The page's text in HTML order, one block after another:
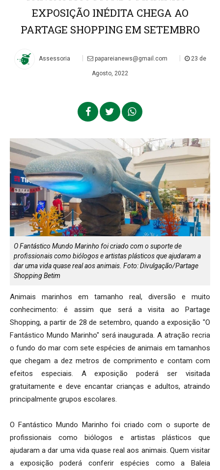
EXPOSIÇÃO INÉDITA CHEGA AO
PARTAGE SHOPPING EM SETEMBRO
Assessoria | papareianews@gmail.com | 23 de
Agosto, 2022
O Fantástico Mundo Marinho foi criado com o suporte de
profissionais como biólogos e artistas plásticos que ajudaram a
dar uma vida quase real aos animais. Foto: Divulgação/Partage
Shopping Betim
Animais marinhos em tamanho real, diversão e muito
conhecimento: é assim que será a visita ao Partage
Shopping, a partir de 28 de setembro, quando a exposição "O
Fantástico Mundo Marinho" será inaugurada. A atração recria
o fundo do mar com sete espécies de animais em tamanhos
que chegam a dez metros de comprimento e contam com
efeitos especiais. A exposição poderá ser visitada
gratuitamente e deve encantar crianças e adultos, atraindo
principalmente grupos escolares.
O Fantástico Mundo Marinho foi criado com o suporte de
profissionais como biólogos e artistas plásticos que
ajudaram a dar uma vida quase real aos animais. Quem visitar
a exposição poderá conferir espécies como a Baleia